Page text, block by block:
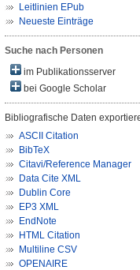
Leitlinien EPub
Neueste Einträge
Suche nach Personen
im Publikationsserver
bei Google Scholar
Bibliografische Daten
ASCII Citation
BibTeX
Citavi/Reference Manager
Data Cite XML
Dublin Core
EP3 XML
EndNote
HTML Citation
Multiline CSV
OPENAIRE